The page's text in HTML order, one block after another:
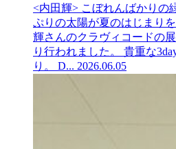
<内田輝> こぼれんばかりの
ぷりの太陽が夏のはじまり
輝さんのクラヴィコードの
り行われました。 貴重な
り。 D... 2026.06.05